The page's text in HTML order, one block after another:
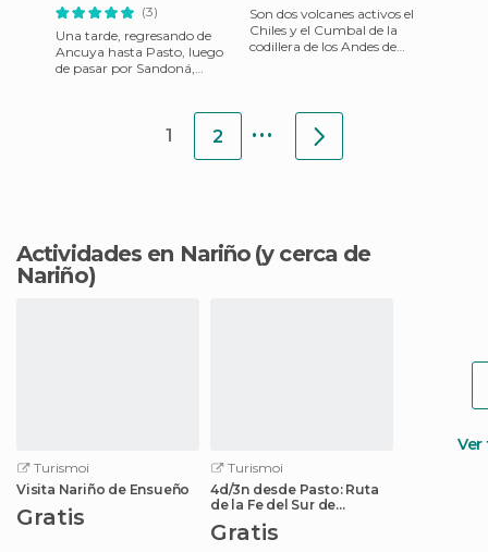
(3)
Una tarde, regresando de
Ancuya hasta Pasto, luego
de pasar por Sandoná,
Son dos volcanes activos el
Chiles y el Cumbal de la
codillera de los Andes de
1 2 ...
Actividades en Nariño (y cerca de
Nariño)
Turismoi
Visita Nariño de Ensueño
Gratis
Turismoi
4d/3n desde Pasto: Ruta
de la Fe del Sur de
Colombia
Gratis